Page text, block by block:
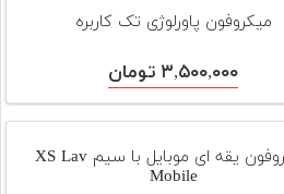
میکروفون پاورلوژی تک کاربره
۳,۵۰۰,۰۰۰ تومان
میکروفون یقه ای موبایل با سیم XS Lav
Mobile